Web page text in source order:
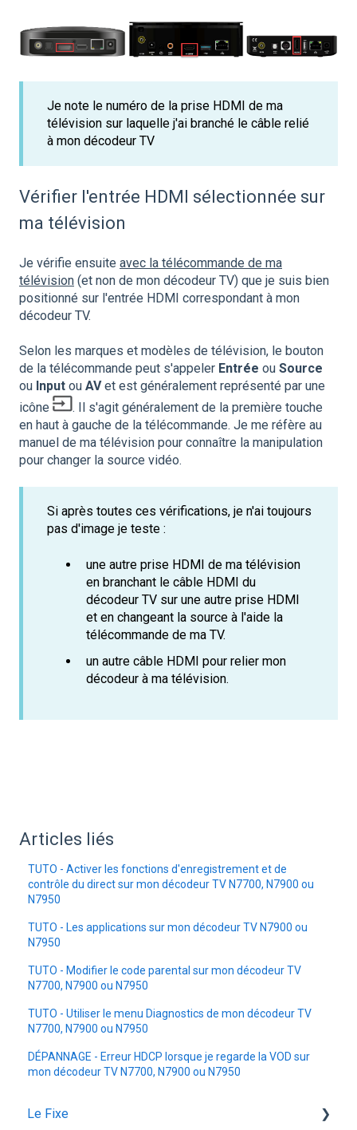
Je note le numéro de la prise HDMI de ma
télévision sur laquelle j'ai branché le câble relié
à mon décodeur TV
Vérifier l'entrée HDMI sélectionnée sur
ma télévision
Je vérifie ensuite avec la télécommande de ma
télévision (et non de mon décodeur TV) que je suis bien
positionné sur l'entrée HDMI correspondant à mon
décodeur TV.
Selon les marques et modèles de télévision, le bouton
de la télécommande peut s'appeler Entrée ou Source
ou Input ou AVet est généralement représenté par une
icône
. Il s'agit généralement de la première touche
en haut à gauche de la télécommande. Je me réfère au
manuel de ma télévision pour connaître la manipulation
pour changer la source vidéo.
Si après toutes ces vérifications, je n'ai toujours
pas d'image je teste :
une autre prise HDMI de ma télévision
en branchant le câble HDMI du
décodeur TV sur une autre prise HDMI
et en changeant la source à l'aide la
télécommande de ma TV.
un autre câble HDMI pour relier mon
décodeur à ma télévision.
Articles liés
TUTO - Activer les fonctions d'enregistrement et de
contrôle du direct sur mon décodeur TV N7700, N7900 ou
N7950
TUTO - Les applications sur mon décodeur TV N7900 ou
N7950
TUTO - Modifier le code parental sur mon décodeur TV
N7700, N7900 ou N7950
TUTO - Utiliser le menu Diagnostics de mon décodeur TV
N7700, N7900 ou N7950
DÉPANNAGE - Erreur HDCP lorsque je regarde la VOD sur
mon décodeur TV N7700, N7900 ou N7950
Le Fixe